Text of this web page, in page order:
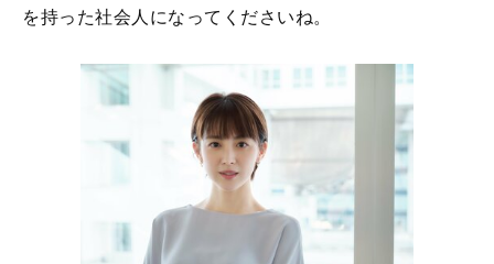
を持った社会人になってくださいね。